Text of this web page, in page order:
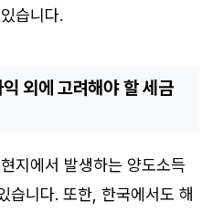
습니다.
외에 고려해야 할 세금
지에서 발생하는 양도소득
습니다. 또한, 한국에서도 해